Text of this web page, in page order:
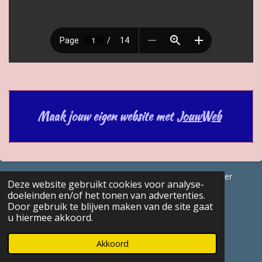
Deze website gebruikt cookies voor analyse-
doeleinden en/of het tonen van advertenties.
Door gebruik te blijven maken van de site gaat
u hiermee akkoord.
Akkoord
Maak jouw eigen website met JouwWeb
© 2017 - 2026 GENEALOGISCHE Bijdragen Marc Van Acker
Powered byJouwWeb